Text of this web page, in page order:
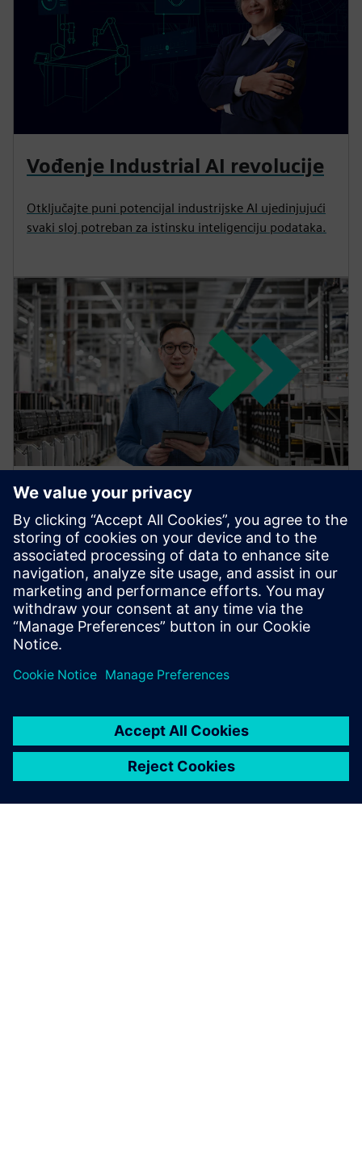
Vođenje Industrial AI revolucije
Otključajte puni potencijal industrijske AI ujedinjujući
svaki sloj potreban za istinsku inteligenciju podataka.
TIA Portal: softver za digitalno
preduzeće
Otkrijte šta vam je potrebno za projektovanje
inovativnih mašina na TIA Portal.